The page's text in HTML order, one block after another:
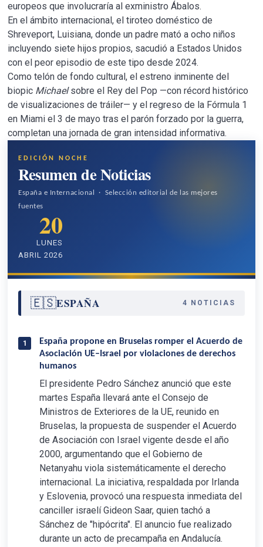
europeos que involucraría al exministro Ábalos.
En el ámbito internacional, el tiroteo doméstico de
Shreveport, Luisiana, donde un padre mató a ocho niños
incluyendo siete hijos propios, sacudió a Estados Unidos
con el peor episodio de este tipo desde 2024.
Como telón de fondo cultural, el estreno inminente del
biopic Michaelsobre el Rey del Pop —con récord histórico
de visualizaciones de tráiler— y el regreso de la Fórmula 1
en Miami el 3 de mayo tras el parón forzado por la guerra,
completan una jornada de gran intensidad informativa.
EDICIÓN NOCHE
Resumen de Noticias
España e Internacional · Selección editorial de las mejores
fuentes
20
LUNES
ABRIL 2026
🇪🇸ESPAÑA 4 NOTICIAS
1
España propone en Bruselas romper el Acuerdo de
Asociación UE–Israel por violaciones de derechos
humanos
El presidente Pedro Sánchez anunció que este
martes España llevará ante el Consejo de
Ministros de Exteriores de la UE, reunido en
Bruselas, la propuesta de suspender el Acuerdo
de Asociación con Israel vigente desde el año
2000, argumentando que el Gobierno de
Netanyahu viola sistemáticamente el derecho
internacional. La iniciativa, respaldada por Irlanda
y Eslovenia, provocó una respuesta inmediata del
canciller israelí Gideon Saar, quien tachó a
Sánchez de "hipócrita". El anuncio fue realizado
durante un acto de precampaña en Andalucía.